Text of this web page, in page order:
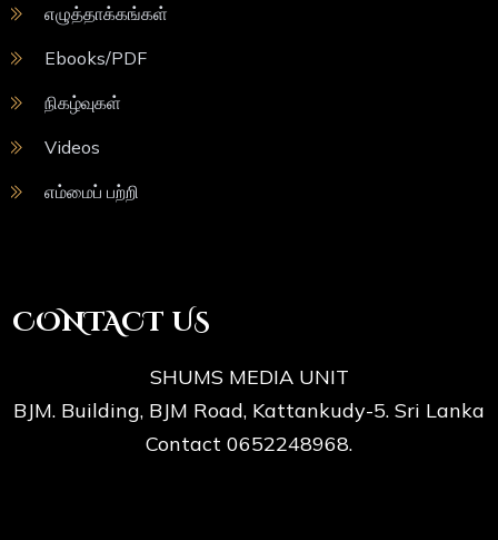
எழுத்தாக்கங்கள்
Ebooks/PDF
நிகழ்வுகள்
Videos
எம்மைப் பற்றி
CONTACT US
SHUMS MEDIA UNIT
BJM. Building, BJM Road, Kattankudy-5. Sri Lanka
Contact 0652248968.